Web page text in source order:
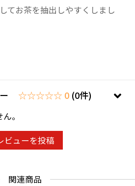
てお茶を抽出しやすくしまし
☆☆☆☆☆ 0 (0件)
。
ビューを投稿
関連商品